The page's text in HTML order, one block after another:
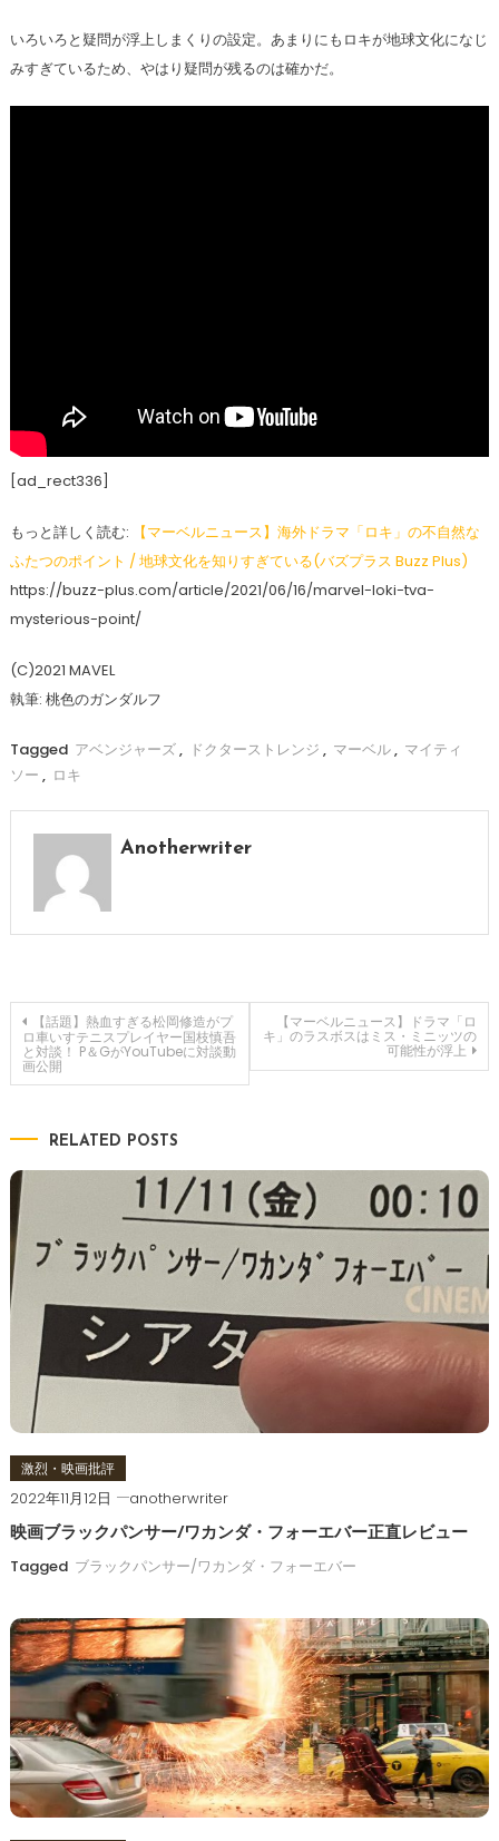
いろいろと疑問が浮上しまくりの設定。あまりにもロキが地球文化になじ
みすぎているため、やはり疑問が残るのは確かだ。
[ad_rect336]
もっと詳しく読む:
【マーベルニュース】海外ドラマ「ロキ」の不自然な
ふたつのポイント / 地球文化を知りすぎている(バズプラス Buzz Plus)
https://buzz-plus.com/article/2021/06/16/marvel-loki-tva-
mysterious-point/
(C)2021 MAVEL
執筆: 桃色のガンダルフ
Tagged アベンジャーズ, ドクターストレンジ , マーベル, マイティ
ソー , ロキ
Anotherwriter
投
稿
ビ
ゲ
ー
シ
ョ
ン
【話題】熱血すぎる松岡修造がプ
ロ車いすテニスプレイヤー国枝慎吾
と対談！ P＆GがYouTubeに対談動
画公開
【マーベルニュース】ドラマ「ロ
キ」のラスボスはミス・ミニッツの
可能性が浮上
RELATED POSTS
激烈・映画批評
2022年11月12日 anotherwriter
映画ブラックパンサー/ワカンダ・フォーエバー正直レビュー
Tagged ブラックパンサー/ワカンダ・フォーエバー